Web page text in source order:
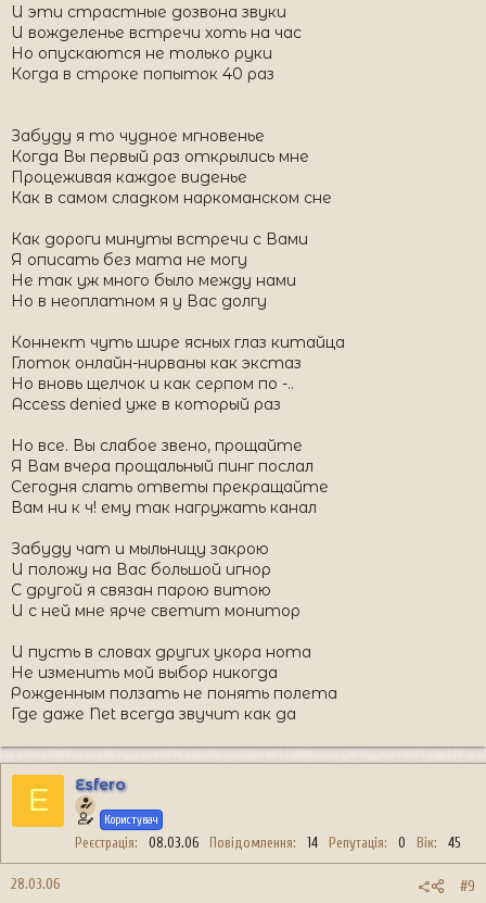
И эти страстные дозвона звуки
И вожделенье встречи хоть на час
Но опускаются не только руки
Когда в строке попыток 40 раз
Забуду я то чудное мгновенье
Когда Вы первый раз открылись мне
Процеживая каждое виденье
Как в самом сладком наркоманском сне
Как дороги минуты встречи с Вами
Я описать без мата не могу
Не так уж много было между нами
Но в неоплатном я у Вас долгу
Коннект чуть шире ясных глаз китайца
Глоток онлайн-нирваны как экстаз
Но вновь щелчок и как серпом по -..
Access denied уже в который раз
Но все. Вы слабое звено, прощайте
Я Вам вчера прощальный пинг послал
Сегодня слать ответы прекращайте
Вам ни к ч! ему так нагружать канал
Забуду чат и мыльницу закрою
И положу на Вас большой игнор
С другой я связан парою витою
И с ней мне ярче светит монитор
И пусть в словах других укора нота
Не изменить мой выбор никогда
Рожденным ползать не понять полета
Где даже Net всегда звучит как да
E Esfero
Користувач
Реєстрація 08.03.06 Повідомлення 14 Репутація 0 Вік 45
28.03.06 #9